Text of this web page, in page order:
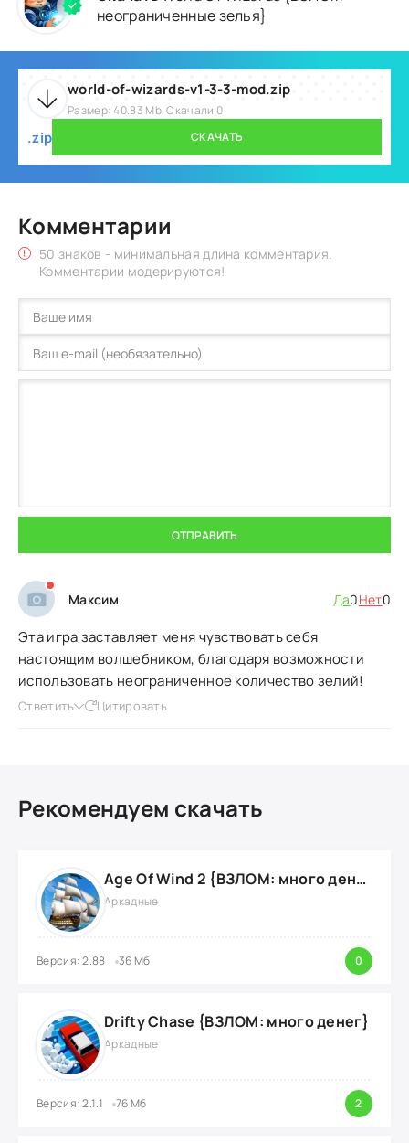
неограниченные зелья}
world-of-wizards-v1-3-3-mod.zip
Размер: 40.83 Mb, Скачали 0
.zip СКАЧАТЬ
Комментарии
50 знаков - минимальная длина комментария.
Комментарии модерируются!
ОТПРАВИТЬ
Максим Да0Нет0
Эта игра заставляет меня чувствовать себя
настоящим волшебником, благодаря возможности
использовать неограниченное количество зелий!
Ответить Цитировать
Рекомендуем скачать
Age Of Wind 2 {ВЗЛОМ: много денег}
Аркадные
Версия: 2.88 36 Мб 0
Drifty Chase {ВЗЛОМ: много денег}
Аркадные
Версия: 2.1.1 76 Мб 2